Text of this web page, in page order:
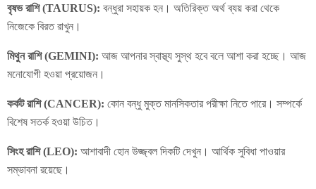
বৃষভ রাশি (TAURUS): বন্ধুরা সহায়ক হন। অতিরিক্ত অর্থ ব্যয় করা থেকে
নিজেকে বিরত রাখুন।
মিথুন রাশি (GEMINI): আজ আপনার স্বাস্থ্য সুস্থ হবে বলে আশা করা হচ্ছে। আজ
মনোযোগী হওয়া প্রয়োজন।
কর্কট রাশি (CANCER): কোন বন্ধু মুক্ত মানসিকতার পরীক্ষা নিতে পারে। সম্পর্কে
বিশেষ সতর্ক হওয়া উচিত।
সিংহ রাশি (LEO): আশাবাদী হোন উজ্জ্বল দিকটি দেখুন। আর্থিক সুবিধা পাওয়ার
সম্ভাবনা রয়েছে।